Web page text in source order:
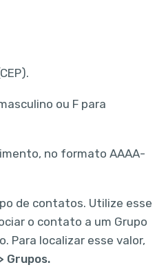
ou F para
no formato AAAA-
de contatos. Utilize esse
o contato a um Grupo
Para localizar esse valor,
Grupos.